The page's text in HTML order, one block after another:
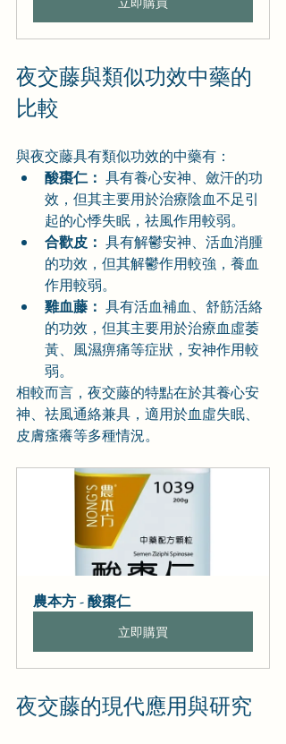
夜交藤與類似功效中藥的
比較
與夜交藤具有類似功效的中藥有：
酸棗仁： 具有養心安神、斂汗的功
效，但其主要用於治療陰血不足引
起的心悸失眠，祛風作用較弱。
合歡皮： 具有解鬱安神、活血消腫
的功效，但其解鬱作用較強，養血
作用較弱。
雞血藤： 具有活血補血、舒筋活絡
的功效，但其主要用於治療血虛萎
黃、風濕痹痛等症狀，安神作用較
弱。
相較而言，夜交藤的特點在於其養心安
神、祛風通絡兼具，適用於血虛失眠、
皮膚瘙癢等多種情況。
農本方 - 酸棗仁
立即購買
夜交藤的現代應用與研究